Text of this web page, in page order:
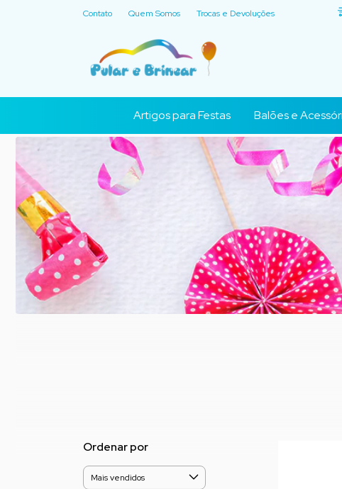
Contato Quem Somos Trocas e Devoluções
Artigos para Festas Balões e
Ordenar por